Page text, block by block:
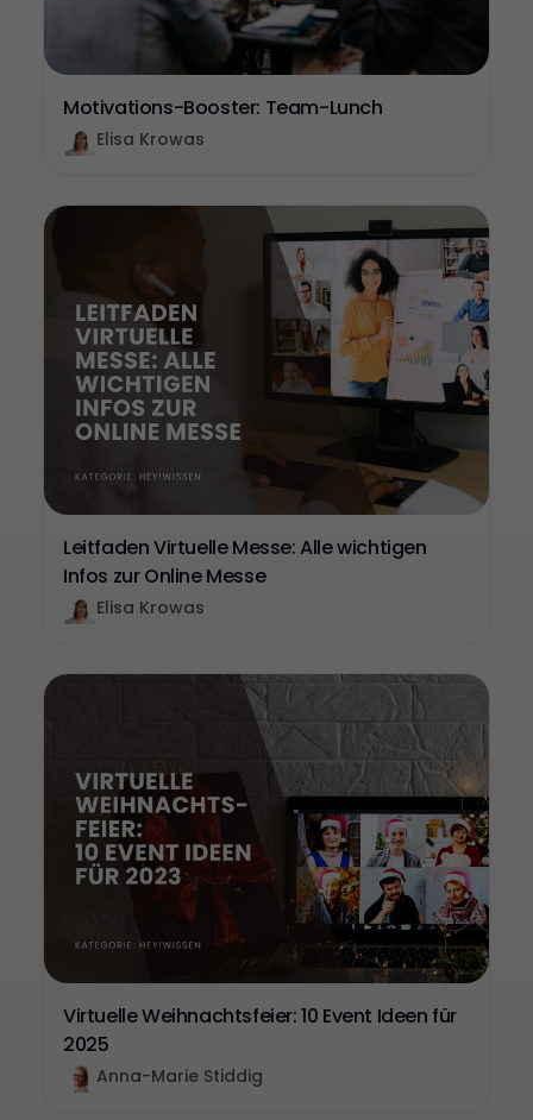
Motivations-Booster: Team-Lunch
Elisa Krowas
Leitfaden Virtuelle Messe: Alle wichtigen
Infos zur Online Messe
Elisa Krowas
Virtuelle Weihnachtsfeier: 10 Event Ideen für
2025
Anna-Marie Stiddig